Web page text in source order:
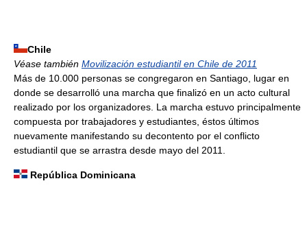
Chile
Véase también Movilización estudiantil en Chile de 2011
Más de 10.000 personas se congregaron en Santiago, lugar en
donde se desarrolló una marcha que finalizó en un acto cultural
realizado por los organizadores. La marcha estuvo principalmente
compuesta por trabajadores y estudiantes, éstos últimos
nuevamente manifestando su decontento por el conflicto
estudiantil que se arrastra desde mayo del 2011.
República Dominicana